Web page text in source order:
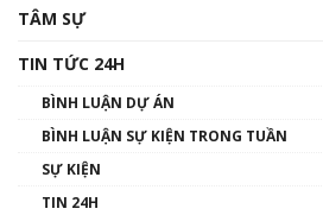
TÂM SỰ
TIN TỨC 24H
BÌNH LUẬN DỰ ÁN
BÌNH LUẬN SỰ KIỆN TRONG TUẦN
SỰ KIỆN
TIN 24H